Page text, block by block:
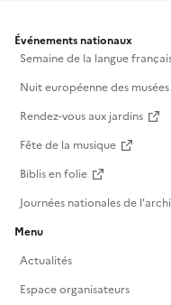
Événements nationaux
Semaine de la langue
Nuit européenne des musées
Rendez-vous aux jardins
Fête de la musique
Biblis en folie
Journées nationales de
Menu
Actualités
Espace organisateurs